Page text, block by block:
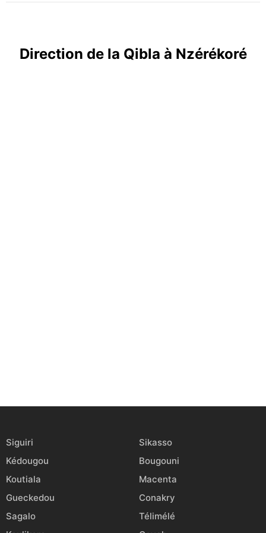
Direction de la Qibla à Nzérékoré
Siguiri
Sikasso
Kédougou
Bougouni
Koutiala
Macenta
Gueckedou
Conakry
Sagalo
Télimélé